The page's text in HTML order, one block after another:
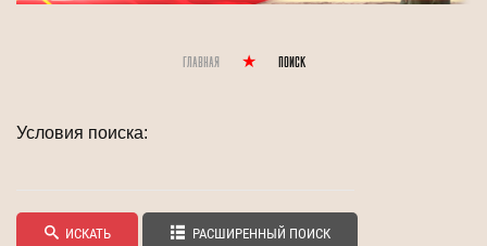
Главная Поиск
Условия поиска:
ИСКАТЬ РАСШИРЕННЫЙ ПОИСК